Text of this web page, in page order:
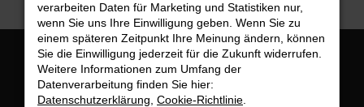
Öffnungszeiten:
Montag bis Freitag:
verarbeiten Daten für Marketing und Statistiken nur,
wenn Sie uns Ihre Einwilligung geben. Wenn Sie zu
einem späteren Zeitpunkt Ihre Meinung ändern, können
Sie die Einwilligung jederzeit für die Zukunft widerrufen.
Weitere Informationen zum Umfang der
Datenverarbeitung finden Sie hier:
Datenschutzerklärung Cookie-Richtlinie